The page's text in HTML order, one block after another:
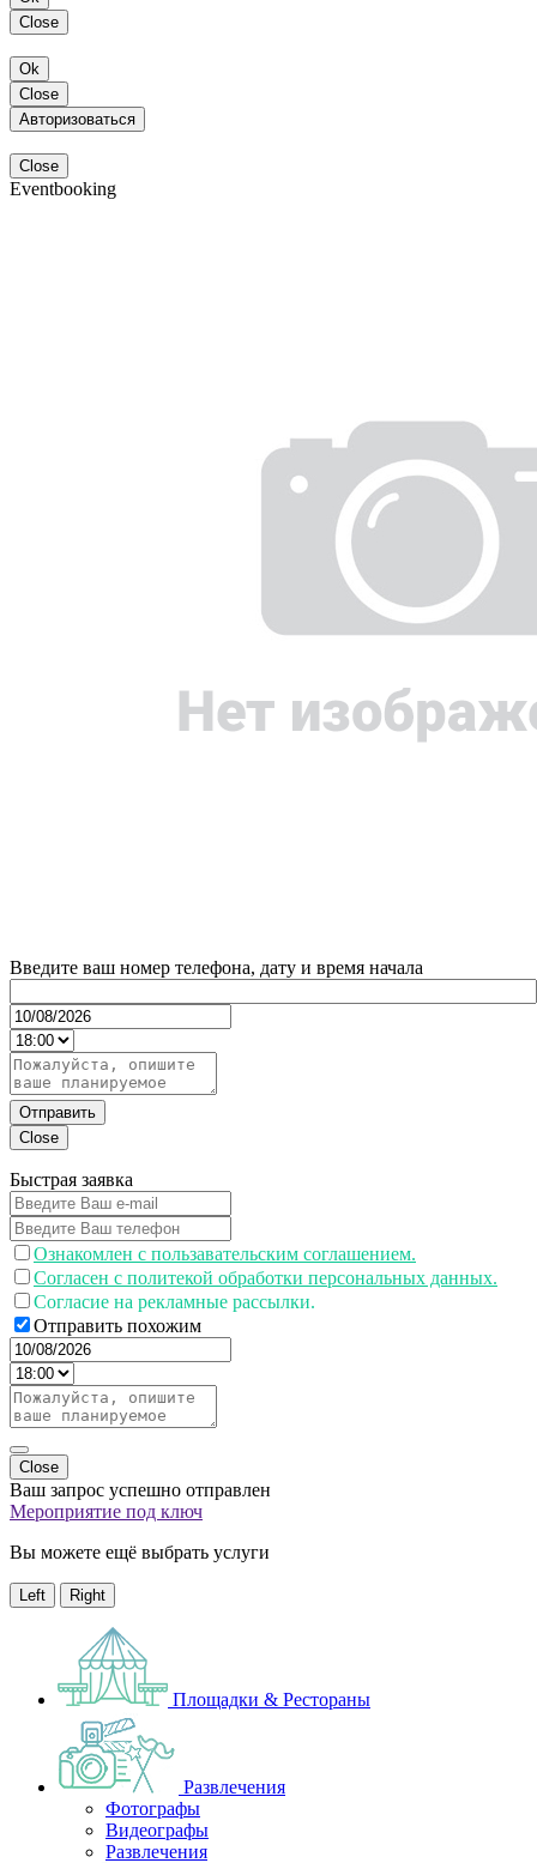
Close
Ok
Close
Авторизоваться
Close
Eventbooking
Введите ваш номер телефона, дату и время начала
Отправить
Close
Быстрая заявка
Ознакомлен с пользавательским соглашением.
Согласен с политекой обработки персональных данных.
Согласие на рекламные рассылки.
Отправить похожим
Close
Ваш запрос успешно отправлен
Мероприятие под ключ
Вы можете ещё выбрать услуги
Left Right
Площадки & Рестораны
Развлечения
Фотографы
Видеографы
Развлечения